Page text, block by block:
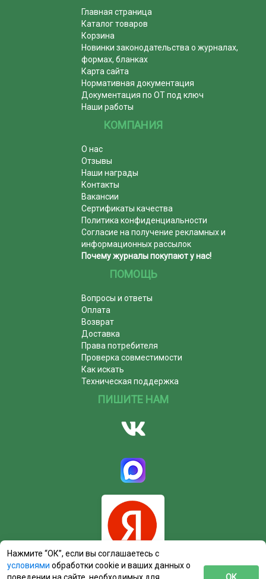
Главная страница
Каталог товаров
Корзина
Новинки законодательства о журналах,
формах, бланках
Карта сайта
Нормативная документация
Документация по ОТ под ключ
Наши работы
КОМПАНИЯ
О нас
Отзывы
Наши награды
Контакты
Вакансии
Сертификаты качества
Политика конфиденциальности
Согласие на получение рекламных и
информационных рассылок
Почему журналы покупают у нас!
ПОМОЩЬ
Вопросы и ответы
Оплата
Возврат
Доставка
Права потребителя
Проверка совместимости
Как искать
Техническая поддержка
ПИШИТЕ НАМ
Нажмите “ОК”, если вы соглашаетесь с
условиями обработки cookie и ваших данных о